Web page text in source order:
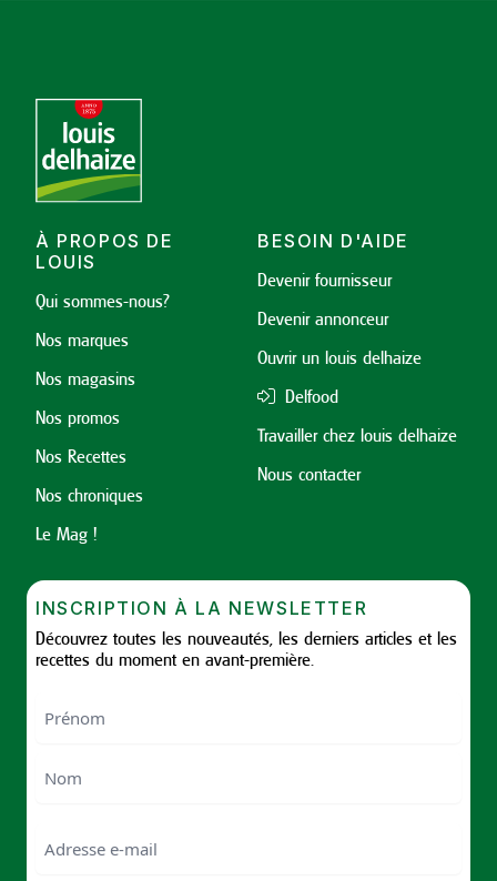
À PROPOS DE
LOUIS
Qui sommes-nous?
Nos marques
Nos magasins
Nos promos
Nos Recettes
Nos chroniques
Le Mag !
BESOIN D'AIDE
Devenir fournisseur
Devenir annonceur
Ouvrir un louis delhaize
Delfood
Travailler chez louis delhaize
Nous contacter
INSCRIPTION À LA NEWSLETTER
Découvrez toutes les nouveautés, les derniers articles et les
recettes du moment en avant-première.